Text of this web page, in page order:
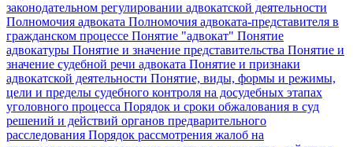
законодательном регулировании адвокатской деятельности
Полномочия адвоката Полномочия адвоката-представителя в
гражданском процессе Понятие "адвокат" Понятие
адвокатуры Понятие и значение представительства Понятие и
значение судебной речи адвоката Понятие и признаки
адвокатской деятельности Понятие, виды, формы и режимы,
цели и пределы судебного контроля на досудебных этапах
уголовного процесса Порядок и сроки обжалования в суд
решений и действий органов предварительного
расследования Порядок рассмотрения жалоб на